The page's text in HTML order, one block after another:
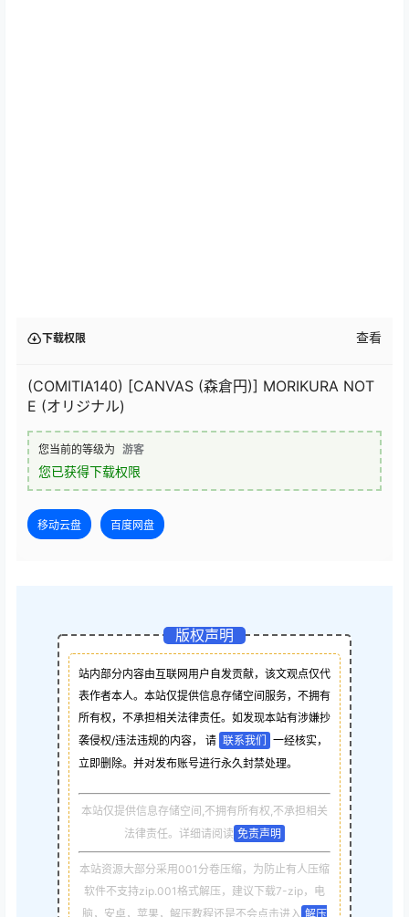
下载权限 查看
(COMITIA140) [CANVAS (森倉円)] MORIKURA NOT
E (オリジナル)
您当前的等级为 游客
您已获得下载权限
移动云盘 百度网盘
版权声明
站内部分内容由互联网用户自发贡献，该文观点仅代
表作者本人。本站仅提供信息存储空间服务，不拥有
所有权，不承担相关法律责任。如发现本站有涉嫌抄
袭侵权/违法违规的内容， 请 联系我们
一经核实，
立即删除。并对发布账号进行永久封禁处理。
本站仅提供信息存储空间,不拥有所有权,不承担相关
法律责任。详细请阅读 免责声明
本站资源大部分采用001分卷压缩，为防止有人压缩
软件不支持zip.001格式解压，建议下载7-zip，电
脑，安卓，苹果，解压教程还是不会点击进入 解压